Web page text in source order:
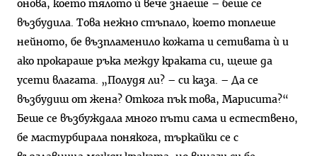
онова, което тялото ѝ вече знаеше – беше се
възбудила. Това нежно стъпало, което топлеше
нейното, бе възпламенило кожата и сетивата ѝ и
ако прокараше ръка между краката си, щеше да
усети влагата. „Полудя ли? – си каза. – Да се
възбудиш от жена? Откога пък това, Марисита?“
Беше се възбуждала много пъти сама и естествено,
бе мастурбирала понякога, търкайки се с